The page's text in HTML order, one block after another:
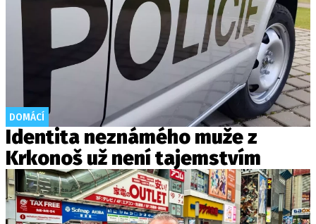
DOMÁCÍ
Identita neznámého muže z
Krkonoš už není tajemstvím